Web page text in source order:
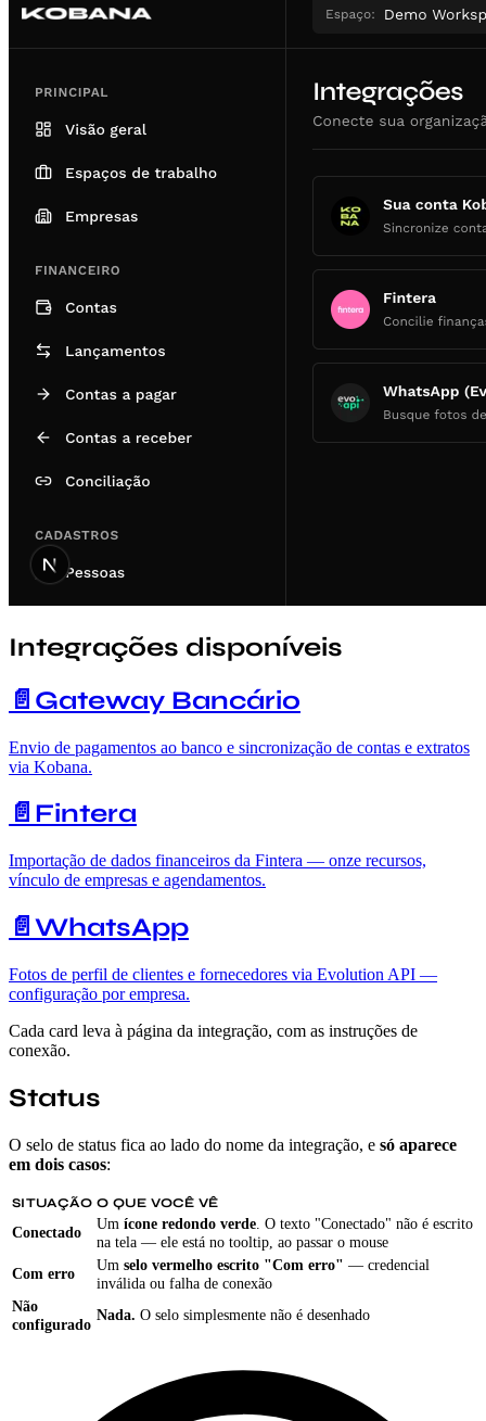
Integrações disponíveis
📄️ Gateway Bancário
Envio de pagamentos ao banco e sincronização de contas e extratos
via Kobana.
📄️ Fintera
Importação de dados financeiros da Fintera — onze recursos,
vínculo de empresas e agendamentos.
📄️WhatsApp
Fotos de perfil de clientes e fornecedores via Evolution API —
configuração por empresa.
Cada card leva à página da integração, com as instruções de
conexão.
Status
O selo de status fica ao lado do nome da integração, e só aparece
em dois casos:
SITUAÇÃO O QUE VOCÊ VÊ
Conectado Um ícone redondo verde . O texto "Conectado" não é escrito
na tela — ele está no tooltip, ao passar o mouse
Com erro
Um selo vermelho escrito "Com erro" — credencial
inválida ou falha de conexão
Não
configurado
Nada. O selo simplesmente não é desenhado